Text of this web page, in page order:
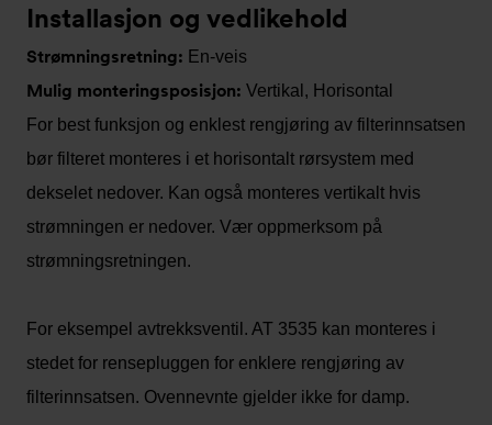
Installasjon og vedlikehold
Strømningsretning: En-veis
Mulig monteringsposisjon: Vertikal, Horisontal
For best funksjon og enklest rengjøring av filterinnsatsen
bør filteret monteres i et horisontalt rørsystem med
dekselet nedover. Kan også monteres vertikalt hvis
strømningen er nedover. Vær oppmerksom på
strømningsretningen.
For eksempel avtrekksventil. AT 3535 kan monteres i
stedet for rensepluggen for enklere rengjøring av
filterinnsatsen. Ovennevnte gjelder ikke for damp.